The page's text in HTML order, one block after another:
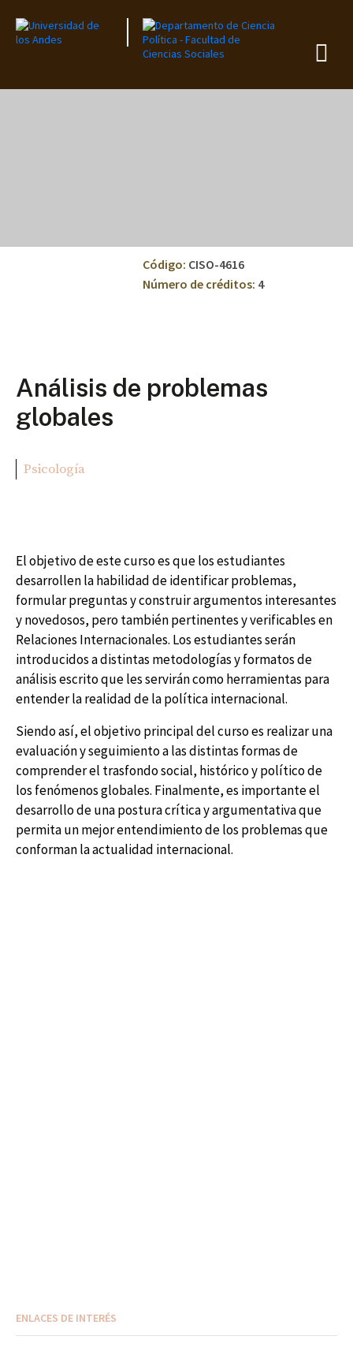
Código: CISO-4616
Número de créditos: 4
Análisis de problemas
globales
Psicología
El objetivo de este curso es que los estudiantes
desarrollen la habilidad de identificar problemas,
formular preguntas y construir argumentos interesantes
y novedosos, pero también pertinentes y verificables en
Relaciones Internacionales. Los estudiantes serán
introducidos a distintas metodologías y formatos de
análisis escrito que les servirán como herramientas para
entender la realidad de la política internacional.
Siendo así, el objetivo principal del curso es realizar una
evaluación y seguimiento a las distintas formas de
comprender el trasfondo social, histórico y político de
los fenómenos globales. Finalmente, es importante el
desarrollo de una postura crítica y argumentativa que
permita un mejor entendimiento de los problemas que
conforman la actualidad internacional.
ENLACES DE INTERÉS